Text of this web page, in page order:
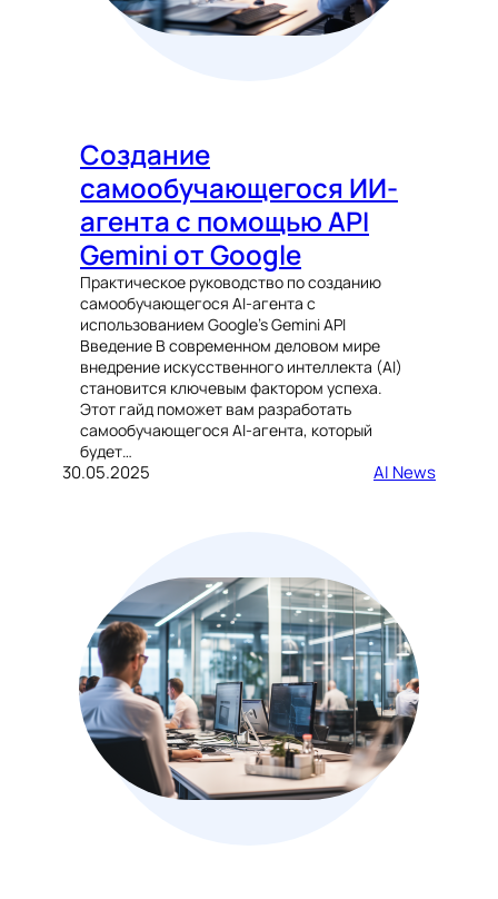
Создание
самообучающегося ИИ-
агента с помощью API
Gemini от Google
Практическое руководство по созданию
самообучающегося AI-агента с
использованием Google’s Gemini API
Введение В современном деловом мире
внедрение искусственного интеллекта (AI)
становится ключевым фактором успеха.
Этот гайд поможет вам разработать
самообучающегося AI-агента, который
будет…
30.05.2025 AI News